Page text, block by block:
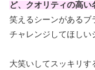
ど、クオリティの高い
笑えるシーンがあるブ
チャレンジしてほしい
大笑いしてスッキリす